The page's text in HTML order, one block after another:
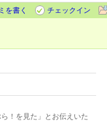
を書く
チェックイン
！を見た」とお伝えいた